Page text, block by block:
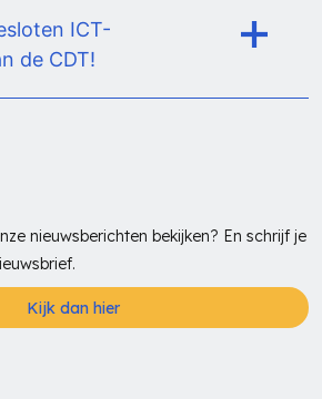
ICT-
de CDT!
nieuwsberichten bekijken? En schrijf je
Kijk dan hier